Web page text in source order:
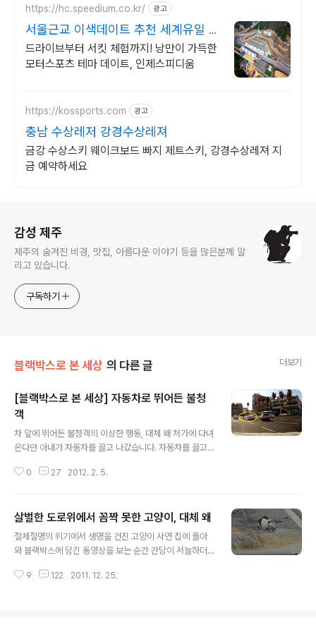
https://hc.speedium.co.kr/ 광고
서울근교 이색데이트 추천 세계유일 레
이싱 서킷뷰 호텔
드라이브부터 서킷 체험까지! 낭만이 가득한
모터스포츠 테마 데이트, 인제스피디움
https://kossports.com 광고
충남 수상레저 강경수상레져
금강 수상스키 웨이크보드 빠지 제트스키, 강경수상레져 지
금 예약하세요
감성 제주
제주의 숨겨진 비경, 맛집, 아름다운 이야기 등을 많은분께 알
리고 있습니다.
구독하기
블랙박스로 본 세상 의 다른 글 더보기
[블랙박스로 본 세상] 자동차로 뛰어든 불청
객
차 앞에 뛰어든 불청객의 이상한 행동, 대체 왜 처가에 다녀
온다던 아내가 자동차를 끌고 나갔습니다. 자동차를 끌고
히 미흡합니다. 아마도 여성운전자들에게서 볼 수 있는 공
려온 아내의 다급한 목소리, 도로에서 사람을 달려들었다
고 하면서 심장이 떨려 도저히 운전을 할 수가 없다는 것이
었습니다. 도로 옆에 겨우 차를 세우고 진정을 시키는 중이
는 경우를 자주경험하게 됩니다. 정도가 심하면 손발이 떨
0 27 2012. 2. 5.
살벌한 도로위에서 꼼짝 못한 고양이, 대체 왜
절체절명의 위기에서 생명을 건진 고양이 사연 집에 돌아
와 블랙박스에 담긴 동영상을 보는 순간 간담이 서늘하더
달싹하지 못한 채 아스팔트 도로위에 웅크리고 있어야 했
9 122 2011. 12. 25.